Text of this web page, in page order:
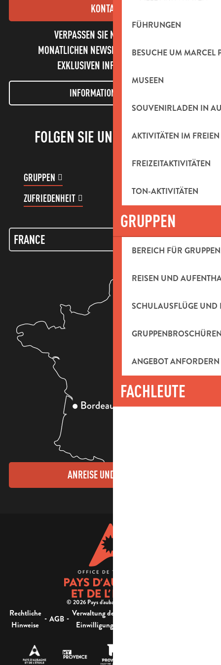
FÜHRUNGEN
BESUCHE UM MARCEL
MUSEEN
SOUVENIRLADEN IN
AKTIVITÄTEN IM FREIEN
FREIZEITAKTIVITÄTEN
TON-AKTIVITÄTEN
GRUPPEN
BEREICH FÜR GRUPPEN
REISEN UND
SCHULAUSFLÜGE UND
ANGEBOT ANFORDERN
FACHLEUTE
KONTAKT
VERPASSEN SIE NICHT UNSEREN
MONATLICHEN NEWSLETTER UND UNSERE
EXKLUSIVEN INFORMATIONEN!
INFORMATIONEN LETTER
FOLGEN SIE UNS!
GRUPPEN
ZUFRIEDENHEIT
ANREISE UND KONTAKTE
© 2026 Pays d'aubagne et de l'étoile -
Rechtliche
Hinweise
- AGB - Verwaltung der
Einwilligung